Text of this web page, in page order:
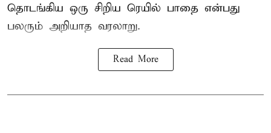
தொடங்கிய ஒரு சிறிய ரெயில் பாதை என்பது
பலரும் அறியாத வரலாறு.
Read More